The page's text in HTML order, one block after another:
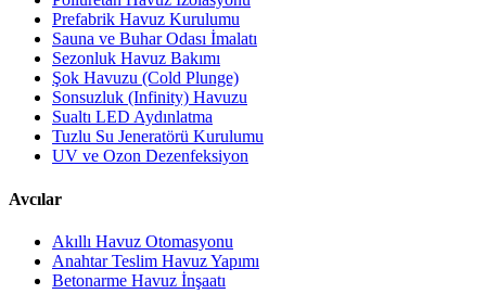
Prefabrik Havuz Kurulumu
Sauna ve Buhar Odası İmalatı
Sezonluk Havuz Bakımı
Şok Havuzu (Cold Plunge)
Sonsuzluk (Infinity) Havuzu
Sualtı LED Aydınlatma
Tuzlu Su Jeneratörü Kurulumu
UV ve Ozon Dezenfeksiyon
Avcılar
Akıllı Havuz Otomasyonu
Anahtar Teslim Havuz Yapımı
Betonarme Havuz İnşaatı